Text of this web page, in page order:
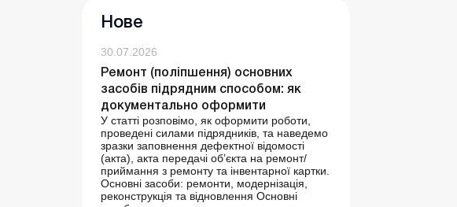
Нове
30.07.2026
Ремонт (поліпшення) основних
засобів підрядним способом: як
документально оформити
У статті розповімо, як оформити роботи,
проведені силами підрядників, та наведемо
зразки заповнення дефектної відомості
(акта), акта передачі об’єкта на ремонт/
приймання з ремонту та інвентарної картки.
Основні засоби: ремонти, модернізація,
реконструкція та відновлення Основні